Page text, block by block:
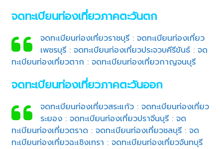
จดทะเบียนท่องเที่ยวภาคตะวันตก
จดทะเบียนท่องเที่ยวราชบุรี: จดทะเบียนท่องเที่ยว
เพชรบุรี: จดทะเบียนท่องเที่ยวประจวบคีรีขันธ์: จด
ทะเบียนท่องเที่ยวตาก :จดทะเบียนท่องเที่ยวกาญจนบุรี
จดทะเบียนท่องเที่ยวภาคตะวันออก
จดทะเบียนท่องเที่ยวสระแก้ว: จดทะเบียนท่องเที่ยว
ระยอง: จดทะเบียนท่องเที่ยวปราจีนบุรี: จด
ทะเบียนท่องเที่ยวตราด :จดทะเบียนท่องเที่ยวชลบุรี :จด
ทะเบียนท่องเที่ยวฉะเชิงเทรา :จดทะเบียนท่องเที่ยวจันทบุรี